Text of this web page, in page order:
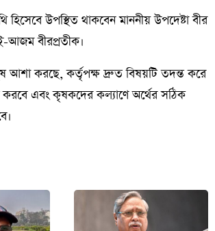
হিসেবে উপস্থিত থাকবেন মাননীয় উপদেষ্টা বীর
আজম বীরপ্রতীক।
আশা করছে, কর্তৃপক্ষ দ্রুত বিষয়টি তদন্ত করে
এবং কৃষকদের কল্যাণে অর্থের সঠিক